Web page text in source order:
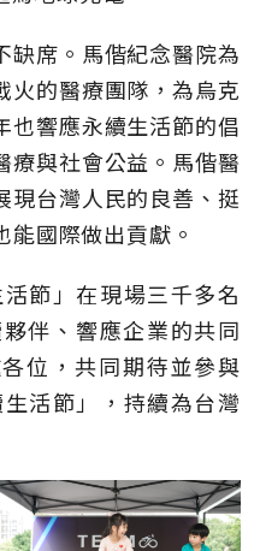
缺席。馬偕紀念醫院為
火的醫療團隊，為烏克
也響應永續生活節的倡
療與社會公益。馬偕醫
現台灣人民的良善、挺
國際做出貢獻。
節」在現場三千多名
伴、響應企業的共同
位，共同期待並參與
活節」，持續為台灣